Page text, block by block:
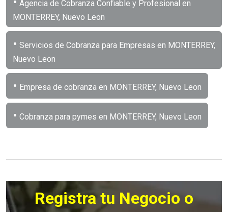
Agencia de Cobranza Confiable y Profesional en
MONTERREY, Nuevo Leon
• Servicios de Cobranza para Empresas en MONTERREY,
Nuevo Leon
• Empresa de cobranza en MONTERREY, Nuevo Leon
• Cobranza para pymes en MONTERREY, Nuevo Leon
Registra tu Negocio o